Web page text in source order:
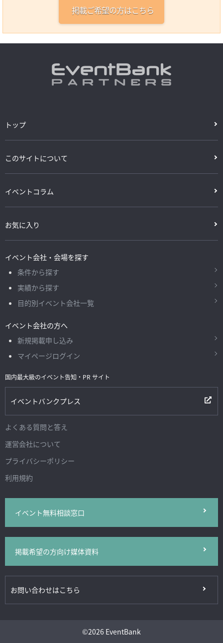
掲載ご希望の方はこちら
トップ
このサイトについて
イベントコラム
お気に入り
イベント会社・会場を探す
条件から探す
実績から探す
目的別イベント会社一覧
イベント会社の方へ
新規掲載申し込み
マイページログイン
国内最大級のイベント告知・PR サイト
イベントバンクプレス
よくある質問と答え
運営会社について
プライバシーポリシー
利用規約
イベント無料相談窓口
掲載希望の方向け媒体資料
お問い合わせはこちら
©2026 EventBank